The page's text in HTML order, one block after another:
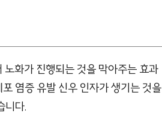
화가 진행되는 것을 막아주는 효과
염증 유발 신우 인자가 생기는 것을
니다.